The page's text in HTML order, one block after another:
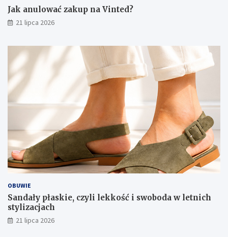
Jak anulować zakup na Vinted?
21 lipca 2026
OBUWIE
Sandały płaskie, czyli lekkość i swoboda w letnich
stylizacjach
21 lipca 2026